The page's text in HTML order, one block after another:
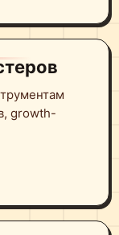
growth-